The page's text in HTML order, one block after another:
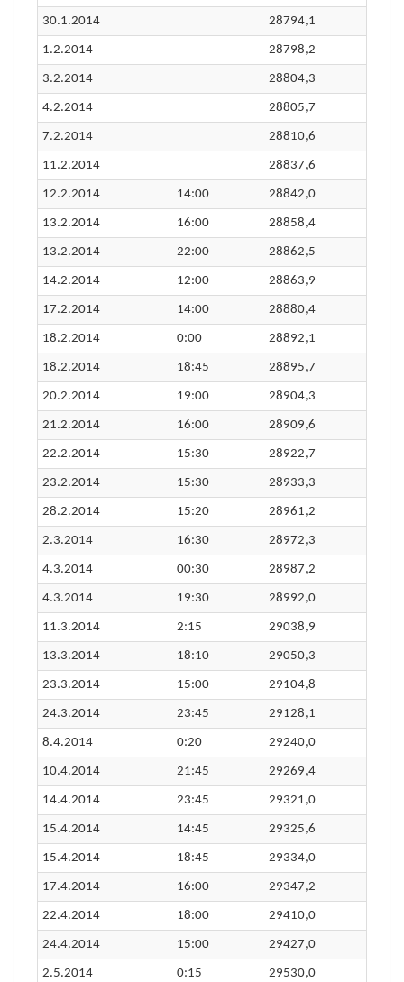
30.1.2014 28794,1
1.2.2014 28798,2
3.2.2014 28804,3
4.2.2014 28805,7
7.2.2014 28810,6
11.2.2014 28837,6
12.2.2014 14:00 28842,0
13.2.2014 16:00 28858,4
13.2.2014 22:00 28862,5
14.2.2014 12:00 28863,9
17.2.2014 14:00 28880,4
18.2.2014 0:00 28892,1
18.2.2014 18:45 28895,7
20.2.2014 19:00 28904,3
21.2.2014 16:00 28909,6
22.2.2014 15:30 28922,7
23.2.2014 15:30 28933,3
28.2.2014 15:20 28961,2
2.3.2014 16:30 28972,3
4.3.2014 00:30 28987,2
4.3.2014 19:30 28992,0
11.3.2014 2:15 29038,9
13.3.2014 18:10 29050,3
23.3.2014 15:00 29104,8
24.3.2014 23:45 29128,1
8.4.2014 0:20 29240,0
10.4.2014 21:45 29269,4
14.4.2014 23:45 29321,0
15.4.2014 14:45 29325,6
15.4.2014 18:45 29334,0
17.4.2014 16:00 29347,2
22.4.2014 18:00 29410,0
24.4.2014 15:00 29427,0
2.5.2014 0:15 29530,0